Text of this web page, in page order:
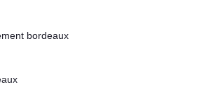
bordeaux